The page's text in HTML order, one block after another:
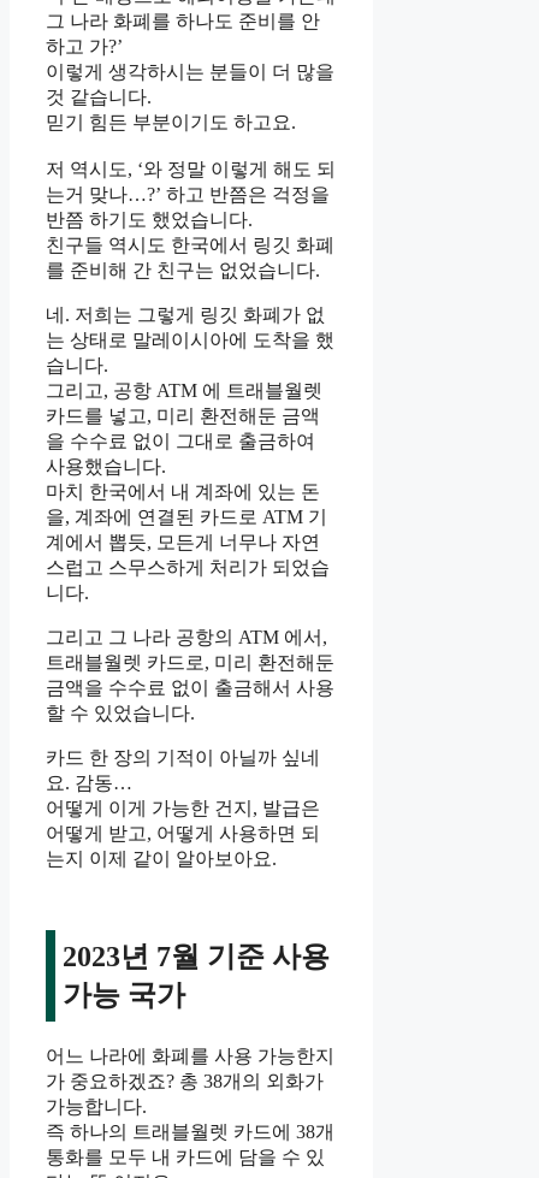
그 나라 화폐를 하나도 준비를 안
하고 가?’
이렇게 생각하시는 분들이 더 많을
것 같습니다.
믿기 힘든 부분이기도 하고요.
저 역시도, ‘와 정말 이렇게 해도 되
는거 맞나…?’ 하고 반쯤은 걱정을
반쯤 하기도 했었습니다.
친구들 역시도 한국에서 링깃 화폐
를 준비해 간 친구는 없었습니다.
네. 저희는 그렇게 링깃 화폐가 없
는 상태로 말레이시아에 도착을 했
습니다.
그리고, 공항 ATM 에 트래블월렛
카드를 넣고, 미리 환전해둔 금액
을 수수료 없이 그대로 출금하여
사용했습니다.
마치 한국에서 내 계좌에 있는 돈
을, 계좌에 연결된 카드로 ATM 기
계에서 뽑듯, 모든게 너무나 자연
스럽고 스무스하게 처리가 되었습
니다.
그리고 그 나라 공항의 ATM 에서,
트래블월렛 카드로, 미리 환전해둔
금액을 수수료 없이 출금해서 사용
할 수 있었습니다.
카드 한 장의 기적이 아닐까 싶네
요. 감동…
어떻게 이게 가능한 건지, 발급은
어떻게 받고, 어떻게 사용하면 되
는지 이제 같이 알아보아요.
2023년 7월 기준 사용
가능 국가
어느 나라에 화폐를 사용 가능한지
가 중요하겠죠? 총 38개의 외화가
가능합니다.
즉 하나의 트래블월렛 카드에 38개
통화를 모두 내 카드에 담을 수 있